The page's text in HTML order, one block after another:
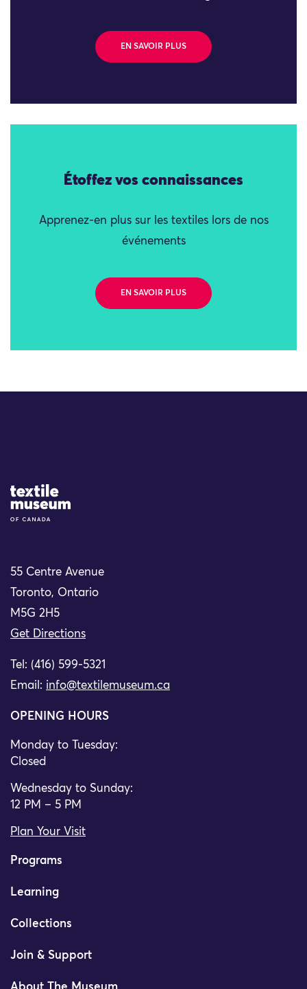
EN SAVOIR PLUS
Étoffez vos connaissances
Apprenez-en plus sur les textiles lors de nos
événements
EN SAVOIR PLUS
Site Logo
55 Centre Avenue
Toronto, Ontario
M5G 2H5
Get Directions
Tel: (416) 599-5321
Email: info@textilemuseum.ca
OPENING HOURS
Monday to Tuesday:
Closed
Wednesday to Sunday:
12 PM – 5 PM
Plan Your Visit
Programs
Learning
Collections
Join & Support